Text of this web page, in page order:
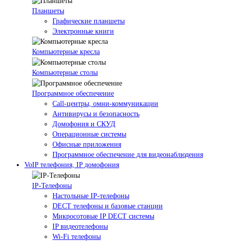
Планшеты
Графические планшеты
Электронные книги
Компьютерные кресла
Компьютерные столы
Программное обеспечение
Call-центры, омни-коммуникации
Антивирусы и безопасность
Домофония и СКУД
Операционные системы
Офисные приложения
Программное обеспечение для видеонаблюдения
VoIP телефония, IP домофония
IP-Телефоны
Настольные IP-телефоны
DECT телефоны и базовые станции
Микросотовые IP DECT системы
IP видеотелефоны
Wi-Fi телефоны